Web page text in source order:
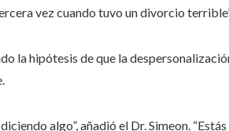
vez cuando tuvo un divorcio
la hipótesis de que la
algo”, añadió el Dr. Simeon.